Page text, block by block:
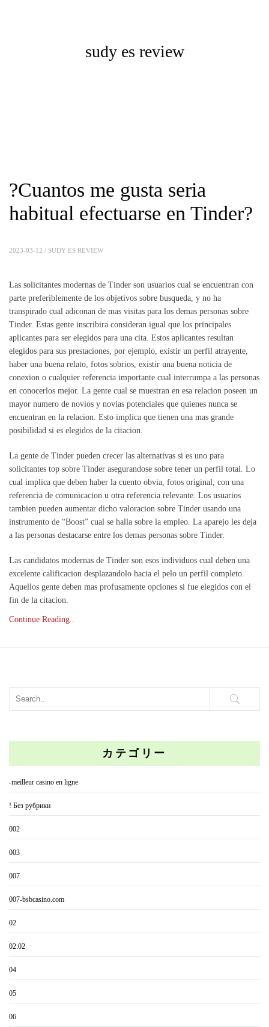
sudy es review
?Cuantos me gusta seri­a
habitual efectuarse en Tinder?
2023-03-12 / SUDY ES REVIEW
Las solicitantes modernas de Tinder son usuarios cual se encuentran con
parte preferiblemente de los objetivos sobre busqueda, y no ha
transpirado cual adiconan de mas visitas para los demas personas sobre
Tinder. Estas gente inscribira consideran igual que los principales
aplicantes para ser elegidos para una cita. Estos aplicantes resultan
elegidos para sus prestaciones, por ejemplo, existir un perfil atrayente,
haber una buena relato, fotos sobrios, existir una buena noticia de
conexion o cualquier referencia importante cual interrumpa a las personas
en conocerlos mejor. La gente cual se muestran en esa relacion poseen un
mayor numero de novios y novias potenciales que quienes nunca se
encuentran en la relacion. Esto implica que tienen una mas grande
posibilidad si es elegidos de la citacion.
La gente de Tinder pueden crecer las alternativas si es uno para
solicitantes top sobre Tinder asegurandose sobre tener un perfil total. Lo
cual implica que deben haber la cuento obvia, fotos original, con una
referencia de comunicacion u otra referencia relevante. Los usuarios
tambien pueden aumentar dicho valoracion sobre Tinder usando una
instrumento de “Boost” cual se halla sobre la empleo. La aparejo les deja
a las personas destacarse entre los demas personas sobre Tinder.
Las candidatos modernas de Tinder son esos individuos cual deben una
excelente calificacion desplazandolo hacia el pelo un perfil completo.
Aquellos gente deben mas profusamente opciones si fue elegidos con el
fin de la citacion.
Continue Reading..
カテゴリー
-meilleur casino en ligne
! Без рубрики
002
003
007
007-bsbcasino.com
02
02.02
04
05
06